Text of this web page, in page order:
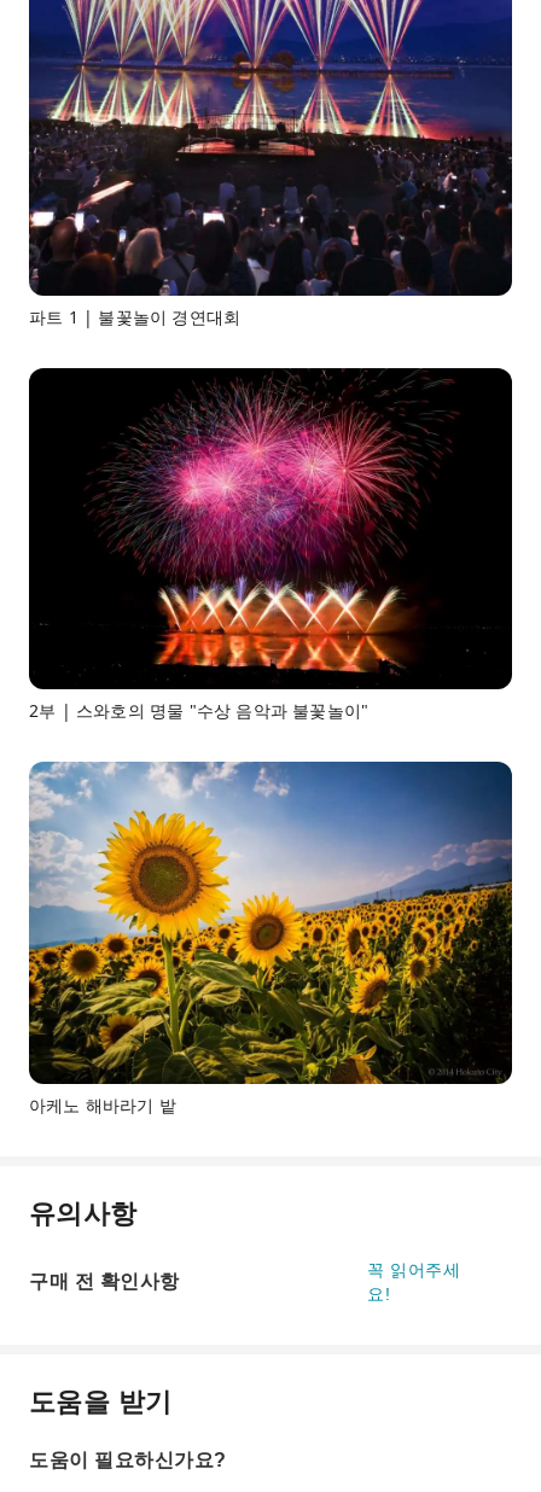
파트 1 | 불꽃놀이 경연대회
2부 | 스와호의 명물 "수상 음악과 불꽃놀이"
아케노 해바라기 밭
유의사항
구매 전 확인사항
꼭 읽어주세
요!
도움을 받기
도움이 필요하신가요?